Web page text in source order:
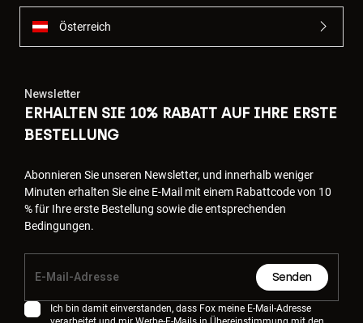
Österreich
Newsletter
ERHALTEN SIE 10% RABATT AUF IHRE ERSTE
BESTELLUNG
Abonnieren Sie unseren Newsletter, und innerhalb weniger
Minuten erhalten Sie eine E-Mail mit einem Rabattcode von 10
% für Ihre erste Bestellung sowie die entsprechenden
Bedingungen.
Senden
Ich bin damit einverstanden, dass Fox meine E-Mail-Adresse
verarbeitet und mir Werbe-E-Mails in Übereinstimmung mit den